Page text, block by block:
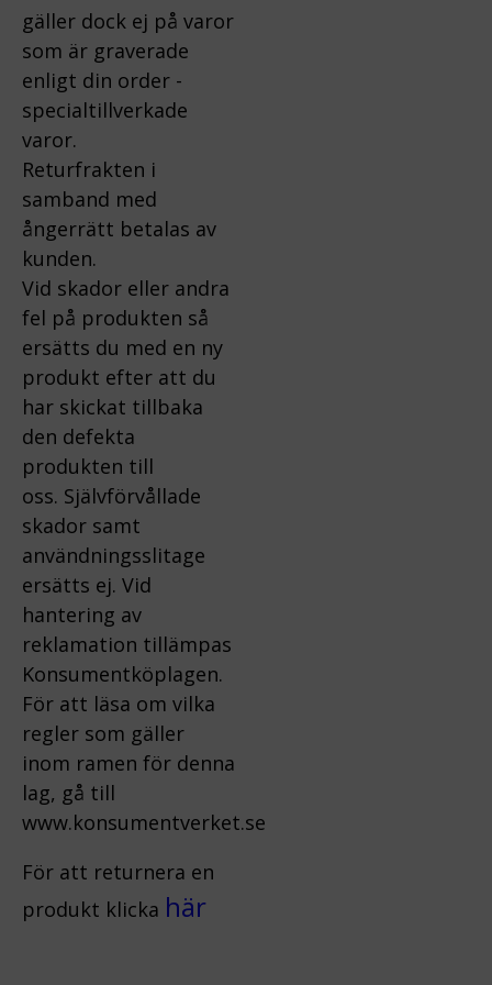
gäller dock ej på varor
som är graverade
enligt din order -
specialtillverkade
varor.
Returfrakten i
samband med
ångerrätt betalas av
kunden.
Vid skador eller andra
fel på produkten så
ersätts du med en ny
produkt efter att du
har skickat tillbaka
den defekta
produkten till
oss. Självförvållade
skador samt
användningsslitage
ersätts ej. Vid
hantering av
reklamation tillämpas
Konsumentköplagen.
För att läsa om vilka
regler som gäller
inom ramen för denna
lag, gå till
www.konsumentverket.se
För att returnera en
produkt klicka här